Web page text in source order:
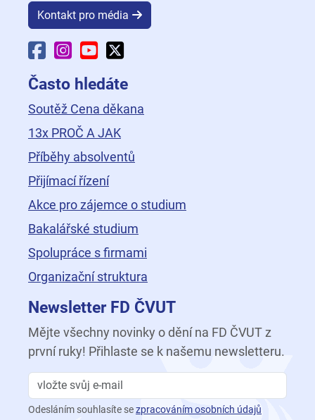
Kontakt pro média
Facebook Fakulty dopravní
Instagram Fakulty dopravní
YouTube Fakulty dopravní
Často hledáte
Soutěž Cena děkana
13x PROČ A JAK
Příběhy absolventů
Přijímací řízení
Akce pro zájemce o studium
Bakalářské studium
Spolupráce s firmami
Organizační struktura
Newsletter FD ČVUT
Mějte všechny novinky o dění na FD ČVUT z
první ruky! Přihlaste se k našemu newsletteru.
Odesláním souhlasíte sezpracováním osobních údajů